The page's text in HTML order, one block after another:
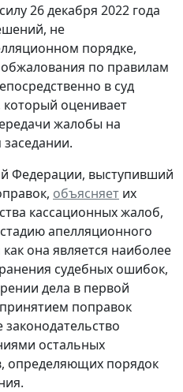
26 декабря 2022 года
не
порядке,
по правилам
в суд
оценивает
жалобы на
Федерации, выступивший
объясняет их
кассационных жалоб,
апелляционного
она является наиболее
судебных ошибок,
дела в первой
поправок
остальных
определяющих порядок